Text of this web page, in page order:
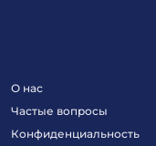
О нас
Частые вопросы
Конфиденциальность